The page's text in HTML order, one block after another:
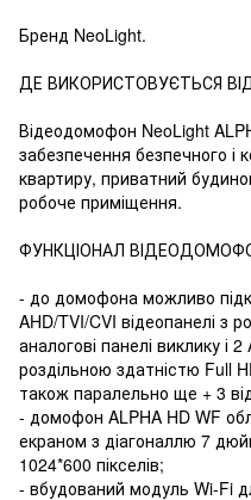
Бренд NeoLight.
ДЕ ВИКОРИСТОВУЄТЬСЯ
Відеодомофон NeoLight
забезпечення безпечного і
квартиру, приватний
робоче приміщення.
ФУНКЦІОНАЛ
- до домофона можливо
AHD/TVI/CVI відеопанелі з
аналогові панелі виклику і
роздільною здатністю Full
також паралельно ще + 3
- домофон ALPHA HD WF
екраном з діагоналлю 7
1024*600 пікселів;
- вбудований модуль Wi-Fi